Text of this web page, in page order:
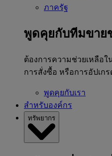
ภาครัฐ
พูดคุยกับทีมขาย
ต้องการความช่วยเหลือ
การสั่งซื้อ หรือการอัปเ
พูดคุยกับเรา
สำหรับองค์กร
ทรัพยากร